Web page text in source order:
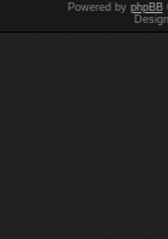
Powered by phpBB